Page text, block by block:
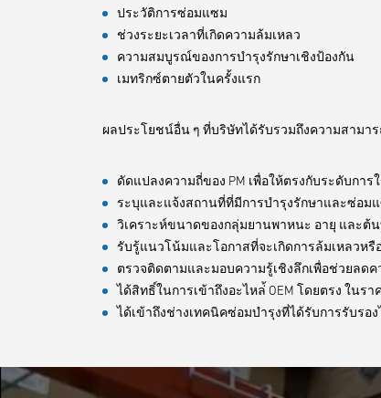
ประวัติการซ่อมแซม
ช่วงระยะเวลาที่เกิดความล้มเหลว
ความสมบูรณ์ของการบำรุงรักษาเชิงป้องกัน
เมทริกซ์ตายตัวในครั้งแรก
ผลประโยชน์อื่น ๆ ที่บริษัทได้รับรวมถึงความสามา
ดัดแปลงความถี่ของ PM เพื่อให้ตรงกับระดับการ
ระบุและแจ้งสถานที่ที่มีการบำรุงรักษาและซ่อม
วิเคราะห์ขนาดของกลุ่มยานพาหนะ อายุ และต้
รับรู้แนวโน้มและโอกาสที่จะเกิดการล้มเหลวห
ตรวจติดตามและมอบความรู้เชิงลึกเพื่อช่วยลด
ได้สิทธิ์ในการเข้าถึงอะไหล่้ OEM โดยตรง ใน
ได้เข้าถึงช่างเทคนิคซ่อมบำรุงที่ได้รับการรับรอ